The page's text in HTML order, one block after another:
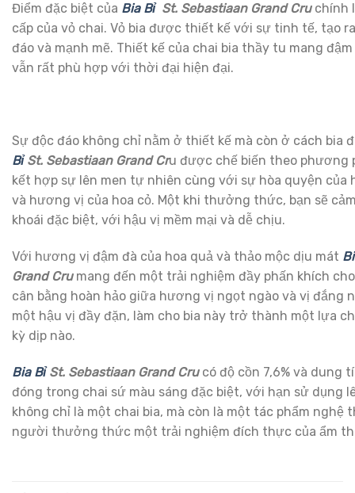
Điểm đặc biệt của Bia BỉSt. Sebastiaan Grand Cruchính
cấp của vỏ chai. Vỏ bia được thiết kế với sự tinh tế, tạo
đáo và mạnh mẽ. Thiết kế của chai bia thầy tu mang
vẫn rất phù hợp với thời đại hiện đại.
Sự độc đáo không chỉ nằm ở thiết kế mà còn ở cách
BỉSt. Sebastiaan Grand Cru được chế biến theo phương
kết hợp sự lên men tự nhiên cùng với sự hòa quyện của
và hương vị của hoa cỏ. Một khi thưởng thức, bạn sẽ
khoái đặc biệt, với hậu vị mềm mại và dễ chịu.
Với hương vị đậm đà của hoa quả và thảo mộc dịu mát
Grand Cru mang đến một trải nghiệm đầy phấn khích
cân bằng hoàn hảo giữa hương vị ngọt ngào và vị đắng
một hậu vị đầy đặn, làm cho bia này trở thành một lựa
kỳ dịp nào.
Bia BỉSt. Sebastiaan Grand Crucó độ cồn 7,6% và dung
đóng trong chai sứ màu sáng đặc biệt, với hạn sử dụng
không chỉ là một chai bia, mà còn là một tác phẩm nghệ
người thưởng thức một trải nghiệm đích thực của ẩm